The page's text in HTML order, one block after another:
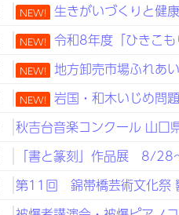
NEW! 生きがいづくりと健
NEW! 令和8年度「ひきこ
NEW! 地方卸売市場ふれ
NEW! 岩国・和木いじめ問
秋吉台音楽コンクール 山
「書と篆刻」作品展 8/
第11回 錦帯橋芸術文化